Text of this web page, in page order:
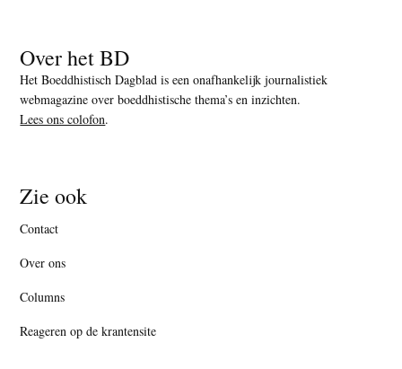
Over het BD
Het Boeddhistisch Dagblad is een onafhankelijk journalistiek
webmagazine over boeddhistische thema’s en inzichten.
Lees ons colofon.
Zie ook
Contact
Over ons
Columns
Reageren op de krantensite